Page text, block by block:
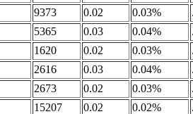
9373 0.02 0.03%
5365 0.03 0.04%
1620 0.02 0.03%
2616 0.03 0.04%
2673 0.02 0.03%
15207 0.02 0.02%